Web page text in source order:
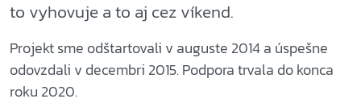
to vyhovuje a to aj cez víkend.
Projekt sme odštartovali v auguste 2014 a úspešne
odovzdali v decembri 2015. Podpora trvala do konca
roku 2020.